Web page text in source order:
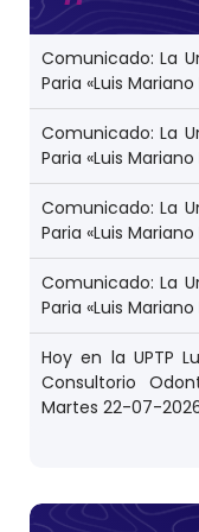
Comunicado: La
Paria «Luis Mariano
Comunicado: La
Paria «Luis Mariano
Comunicado: La
Paria «Luis Mariano
Comunicado: La
Paria «Luis Mariano
Hoy en la UPTP
Consultorio
Martes 22-07-